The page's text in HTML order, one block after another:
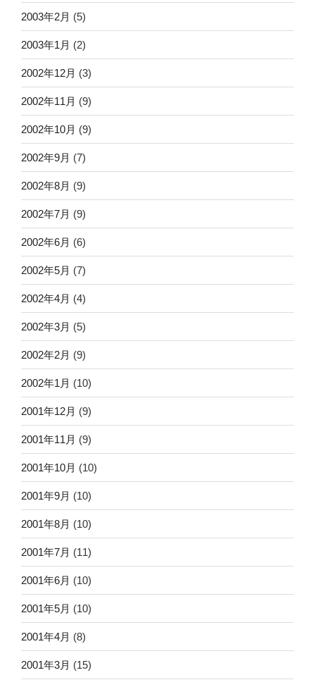
2003年2月 (5)
2003年1月 (2)
2002年12月 (3)
2002年11月 (9)
2002年10月 (9)
2002年9月 (7)
2002年8月 (9)
2002年7月 (9)
2002年6月 (6)
2002年5月 (7)
2002年4月 (4)
2002年3月 (5)
2002年2月 (9)
2002年1月 (10)
2001年12月 (9)
2001年11月 (9)
2001年10月 (10)
2001年9月 (10)
2001年8月 (10)
2001年7月 (11)
2001年6月 (10)
2001年5月 (10)
2001年4月 (8)
2001年3月 (15)